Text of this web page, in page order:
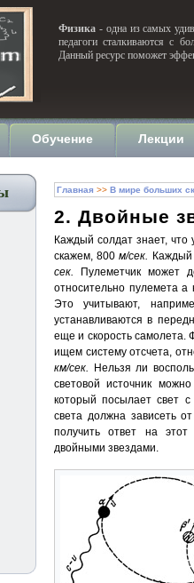
Физика - одна из самых
педагоги сталкиваются с
Данный ресурс поможет
Обучение Лекции
Главная >> В мире больших
2. Двойные
Каждый солдат знает, что
скажем, 800м/сек. Каждый
сек.
Пулеметчик может
относительно пулемета а
Это учитывают,
устанавливаются в
еще и скорость самолета.
ищем систему отсчета,
км/сек.
Нельзя ли
световой источник
который посылает свет с
света должна зависеть
получить ответ на
двойными звездами.